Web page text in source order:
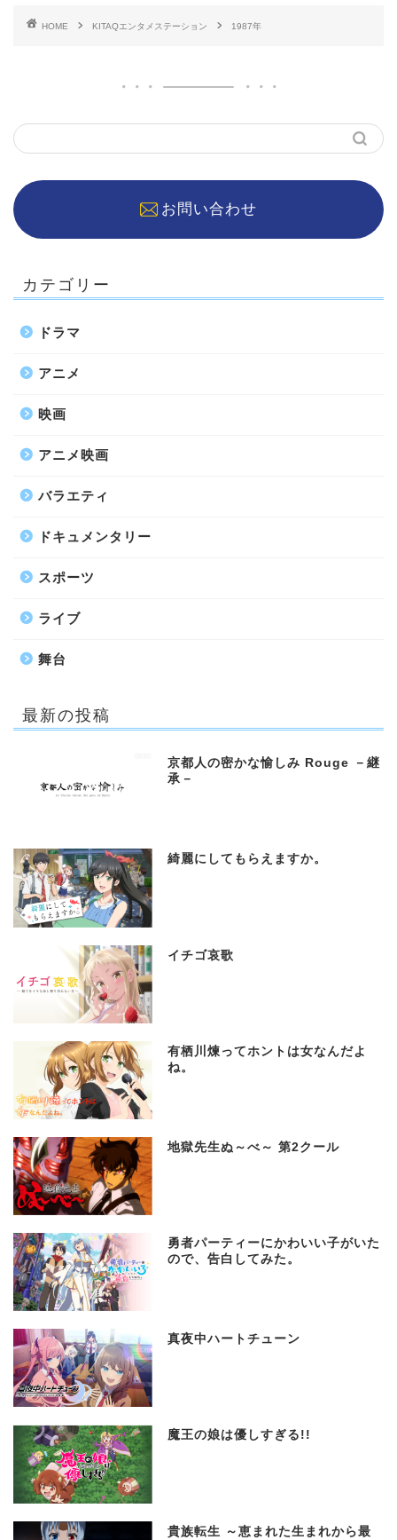
HOME KITAQエンタメステーション 1987年
お問い合わせ
カテゴリー
ドラマ
アニメ
映画
アニメ映画
バラエティ
ドキュメンタリー
スポーツ
ライブ
舞台
最新の投稿
京都人の密かな愉しみ Rouge －継
承－
綺麗にしてもらえますか。
イチゴ哀歌
有栖川煉ってホントは女なんだよ
ね。
地獄先生ぬ～べ～ 第2クール
勇者パーティーにかわいい子がいた
ので、告白してみた。
真夜中ハートチューン
魔王の娘は優しすぎる!!
貴族転生 ～恵まれた生まれから最